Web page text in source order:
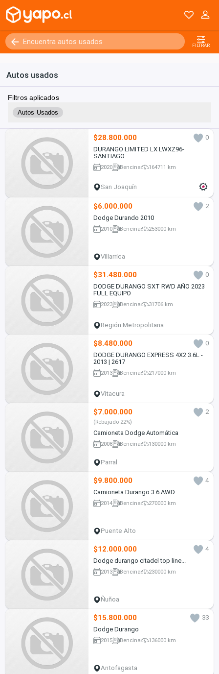
FILTRAR
Autos usados
Filtros aplicados
Autos Usados
$28.800.000
0
DURANGO LIMITED LX LWXZ96-
SANTIAGO
2020 Bencina 164711 km
San Joaquín
$6.000.000
2
Dodge Durando 2010
2010 Bencina 253000 km
Villarrica
$31.480.000
0
DODGE DURANGO SXT RWD AÑO 2023
FULL EQUIPO
2023 Bencina 31706 km
Región Metropolitana
$8.480.000
0
DODGE DURANGO EXPRESS 4X2 3.6L -
2013 | 2617
2013 Bencina 217000 km
Vitacura
$7.000.000 2
(Rebajado 22%)
Camioneta Dodge Automática
2008 Bencina 130000 km
Parral
$9.800.000
4
Camioneta Durango 3.6 AWD
2014 Bencina 270000 km
Puente Alto
$12.000.000
4
Dodge durango citadel top line...
2013 Bencina 230000 km
Ñuñoa
$15.800.000
33
Dodge Durango
2015 Bencina 136000 km
Antofagasta